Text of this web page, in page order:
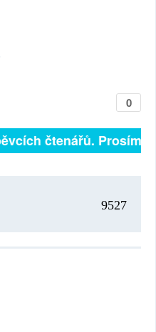
0
čtenářů. Prosíme,
9527